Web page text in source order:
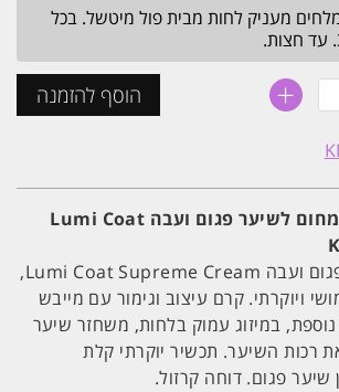
מעניק לחות מבית פול מיטשל. בכל
+ הוסף להזמנה
קרם גימור והגנה מחום לשיער פגום ועבה Lumi Coat
קרם גימור לשיער פגום ועבה Lumi Coat Supreme Cream,
ויוקרתי. קרם עיצוב וגימור עם מייבש
במיזוג עמוק בלחות, משחזר שיער
רכות השיער. תכשיר יוקרתי קלת
פגום. דוחה קרזול.